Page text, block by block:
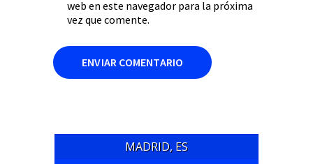
web en este navegador para la próxima
vez que comente.
MADRID, ES